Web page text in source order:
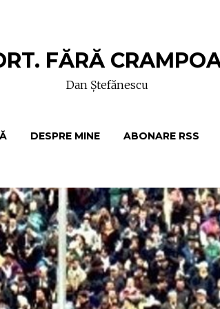
FĂRĂ
Dan Ștefănescu
DESPRE MINE ABONARE RSS